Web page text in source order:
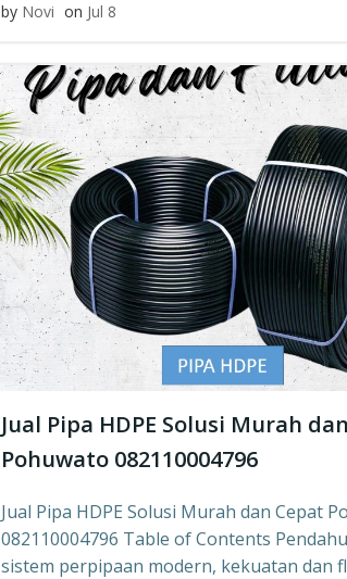
by Novi on Jul 8
Jual Pipa HDPE Solusi Murah
Pohuwato 082110004796
Jual Pipa HDPE Solusi Murah dan Cepat
082110004796 Table of Contents
sistem perpipaan modern, kekuatan dan